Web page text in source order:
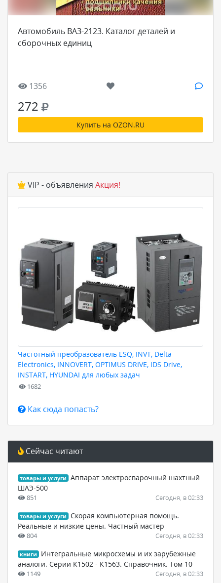
Автомобиль ВАЗ-2123. Каталог деталей и
сборочных единиц
1356
272
Купить на OZON.RU
VIP - объявления Акция!
Частотный преобразователь ESQ, INVT, Delta
Electronics, INNOVERT, OPTIMUS DRIVE, IDS Drive,
INSTART, HYUNDAI для любых задач
1682
Как сюда попасть?
Сейчас читают
товары и услуги
Аппарат электросварочный шахтный
ШАЭ-500
851 Сегодня, в 02:33
товары и услуги
Скорая компьютерная помощь.
Реальные и низкие цены. Частный мастер
804 Сегодня, в 02:33
книги
Интегральные микросхемы и их зарубежные
аналоги. Серии К1502 - К1563. Справочник. Том 10
1149 Сегодня, в 02:33